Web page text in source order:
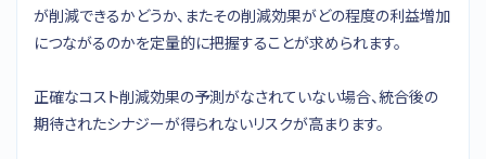
が削減できるかどうか、またその削減効果がどの程度の利益増加
につながるのかを定量的に把握することが求められます。
正確なコスト削減効果の予測がなされていない場合、統合後の
期待されたシナジーが得られないリスクが高まります。